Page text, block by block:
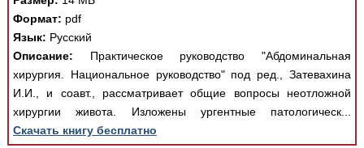
Формат: pdf
Язык: Русский
Описание: Практическое руководство "Абдоминальная
хирургия. Национальное руководство" под ред., Затевахина
И.И., и соавт., рассматривает общие вопросы неотложной
хирургии живота. Изложены ургентные патологическ...
Скачать книгу бесплатно